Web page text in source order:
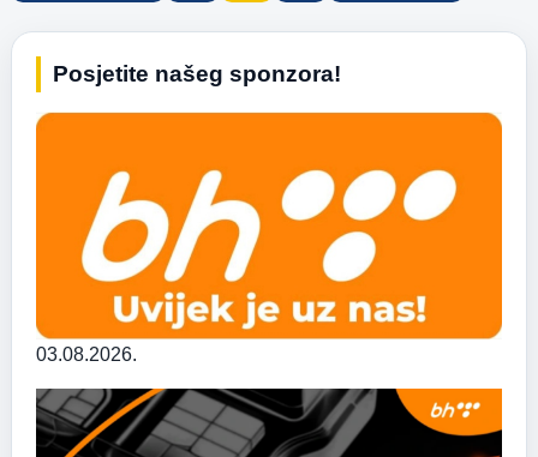
Posjetite našeg sponzora!
03.08.2026.